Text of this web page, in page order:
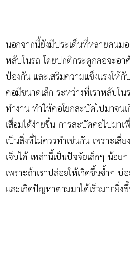
นอกจากนี้ยังมีประเด็นที่หลายคนม
หลับในรถ โดยปกติกระดูกคอจะอา
ป้องกัน และเสริมความแข็งแรงให้
คอมีขนาดเล็ก ระหว่างที่เราหลับใน
ทำงาน ทำให้คอโยกสะบัดไปมาจน
เสื่อมได้ง่ายขึ้น การสะบัดคอไปมา
เป็นสิ่งที่ไม่ควรทำเช่นกัน เพราะเสี่
เจ็บได้ เหล่านี้เป็นปัจจัยเล็กๆ น้อย
เพราะถ้าเราปล่อยให้เกิดขึ้นซ้ำๆ
และเกิดปัญหาตามมาได้เร็วมากยิ่ง